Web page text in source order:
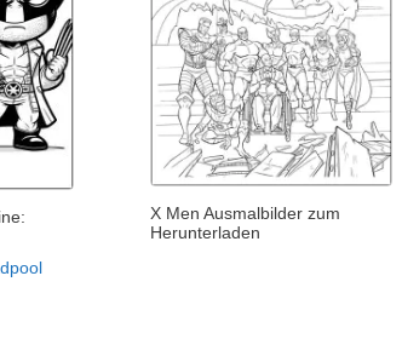
X Men Ausmalbilder zum
Herunterladen